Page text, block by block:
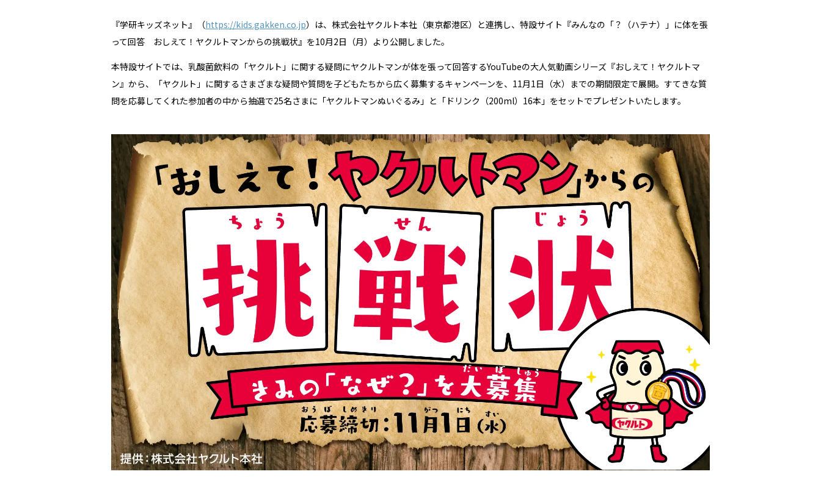
『学研キッズネット』（https://kids.gakken.co.jp）は、株式会社ヤクルト本社（東京都港区）と連携し、特設サイト『みんなの「？（ハテナ）」に体を張
って回答 おしえて！ヤクルトマンからの挑戦状』を10月2日（月）より公開しました。
本特設サイトでは、乳酸菌飲料の「ヤクルト」に関する疑問にヤクルトマンが体を張って回答するYouTubeの大人気動画シリーズ『おしえて！ヤクルトマ
ン』から、「ヤクルト」に関するさまざまな疑問や質問を子どもたちから広く募集するキャンペーンを、11月1日（水）までの期間限定で展開。すてきな質
問を応募してくれた参加者の中から抽選で25名さまに「ヤクルトマンぬいぐるみ」と「ドリンク（200ml）16本」をセットでプレゼントいたします。